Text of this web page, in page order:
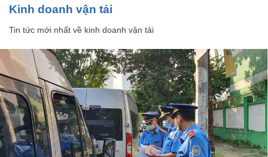
kinh doanh vận tải
Tin tức mới nhất về kinh doanh vận tải